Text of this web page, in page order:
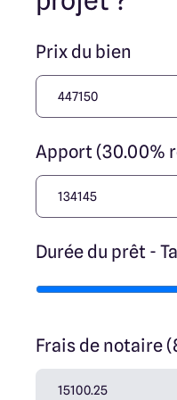
Prix du bien
Apport (30.00%
Durée du prêt -
Frais de notaire